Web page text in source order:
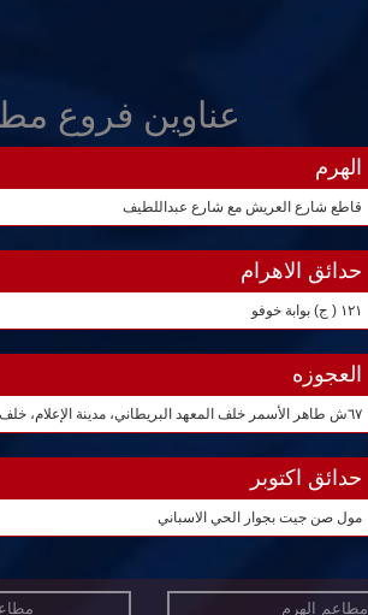
عناوين فروع
الهرم
قاطع شارع العريش مع شارع عبداللطيف
حدائق الاهرام
١٢١ ( ج) بوابة خوفو
العجوزه
٦٧ش طاهر الأسمر خلف المعهد البريطاني، مدينة الإعلام، خلف السيرك القومي.
حدائق اكتوبر
مول صن جيت بجوار الحي الاسباني
مطاعم الهرم